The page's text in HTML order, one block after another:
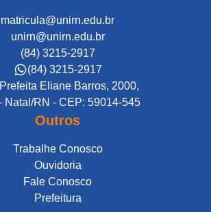
matricula@unirn.edu.br
unirn@unirn.edu.br
(84) 3215-2917
(84) 3215-2917
Eliane Barros, 2000,
Natal/RN - CEP: 59014-545
Outros
Trabalhe Conosco
Ouvidoria
Fale Conosco
Prefeitura